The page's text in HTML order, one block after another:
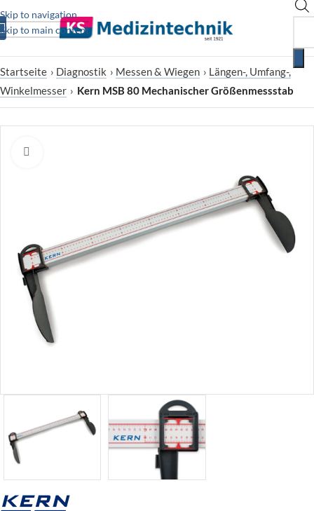
Skip to navigation
Skip to main content
Startseite › Diagnostik › Messen & Wiegen › Längen-, Umfang-,
Winkelmesser › Kern MSB 80 Mechanischer Größenmessstab